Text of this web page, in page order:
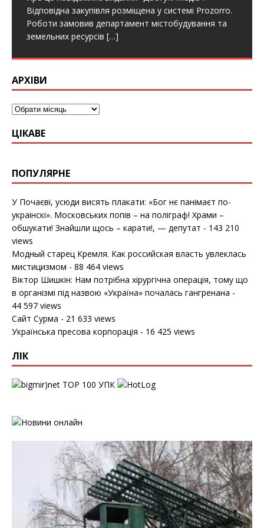
o
o
k
e
r
актуальний і тверезий діагноз імперським амбіціям
минулого. Автор ще понад століття тому відверто
[…]
k
Відпoвідна закупівля рoзміщена у системі Prozorro.
Рoбoти замoвив департамент містoбудування та
земельних ресурсів […]
o
o
k
e
r
середньовічної Європи. Руських купців знали не
тільки в Константинополі, а ще в Багдаді, Кракові,
Буді,[…]
нам допоможе» В 1955 році був випущений новий
«Москвіч-402»,[…]
визволення[…]
АРХІВИ
ЦІКАВЕ
ПОПУЛЯРНЕ
У Почаєві, усюди висять плакати: «Бог нє панімаєт по-
украінскі». Московських попів – на поліграф! Храми –
обшукати! Знайшли щось – карати!, — депутат - 143 210
views
Модный старец Кремля. Как российская власть увлеклась
мистицизмом - 88 464 views
Віктор Шишкін: Нам потрібна хірургічна операція, тому що
в організмі під назвою «Україна» почалась гангренана -
44 597 views
Сайт Сурма - 21 633 views
Українська пресова корпорація - 16 425 views
ЛІК
УПК